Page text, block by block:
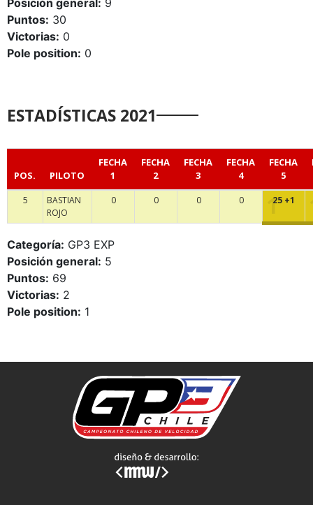
Posición general: 9
Puntos: 30
Victorias: 0
Pole position: 0
ESTADÍSTICAS 2021
POS. PILOTO
FECHA
1
FECHA
2
FECHA
3
FECHA
4
FECHA
5
5
BASTIAN
ROJO
0 0 0 0 25 +1
Categoría: GP3 EXP
Posición general: 5
Puntos: 69
Victorias: 2
Pole position: 1